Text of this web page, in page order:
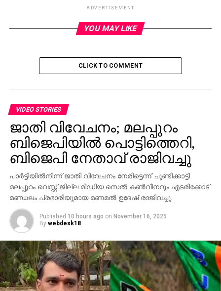
ADVERTISEMENT
YOU MAY LIKE
CLICK TO COMMENT
VIDEO STORIES
ജാതി വിവേചനം; മലപ്പുറം
ബിജെപിയില്‍ പൊട്ടിത്തെറി,
ബിജെപി നേതാവ് രാജിവച്ചു
പാര്‍ട്ടിയില്‍നിന്ന് ജാതി വിവേചനം നേരിട്ടെന്ന് ചൂണ്ടിക്കാട്ടി
മലപ്പുറം വെസ്റ്റ് ജില്ല മീഡിയ സെല്‍ കണ്‍വീനറും എടരിക്കോട്
മണ്ഡലം പ്രഭാരിയുമായ മണമല്‍ ഉദേഷ് രാജിവച്ചു.
Published 10 hours ago on November 16, 2025
By webdesk18